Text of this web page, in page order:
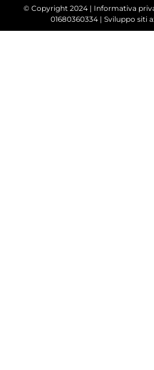
© Copyright 2024 | Informativa
01680360334 | Sviluppo siti